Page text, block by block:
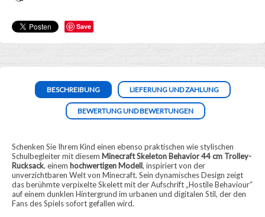
Save
BESCHREIBUNG LIEFERUNG UND ZAHLUNG
BEWERTUNG UND BEWERTUNGEN
Schenken Sie Ihrem Kind einen ebenso praktischen wie stylischen
Schulbegleiter mit diesem Minecraft Skeleton Behavior 44 cm Trolley-
Rucksack, einem hochwertigen Modell, inspiriert von der
unverzichtbaren Welt von Minecraft. Sein dynamisches Design zeigt
das berühmte verpixelte Skelett mit der Aufschrift „Hostile Behaviour“
auf einem dunklen Hintergrund im urbanen und digitalen Stil, der den
Fans des Spiels sofort gefallen wird.